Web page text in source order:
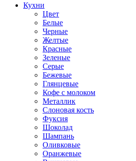
Кухни
Цвет
Белые
Черные
Желтые
Красные
Зеленые
Серые
Бежевые
Глянцевые
Кофе с молоком
Металлик
Слоновая кость
Фуксия
Шоколад
Шампань
Оливковые
Оранжевые